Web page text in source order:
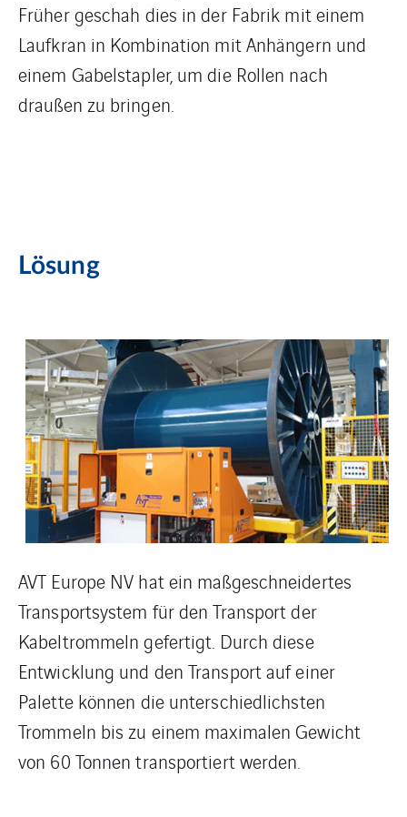
Früher geschah dies in der Fabrik mit einem
Laufkran in Kombination mit Anhängern und
einem Gabelstapler, um die Rollen nach
draußen zu bringen.
Lösung
AVT Europe NV hat ein maßgeschneidertes
Transportsystem für den Transport der
Kabeltrommeln gefertigt. Durch diese
Entwicklung und den Transport auf einer
Palette können die unterschiedlichsten
Trommeln bis zu einem maximalen Gewicht
von 60 Tonnen transportiert werden.